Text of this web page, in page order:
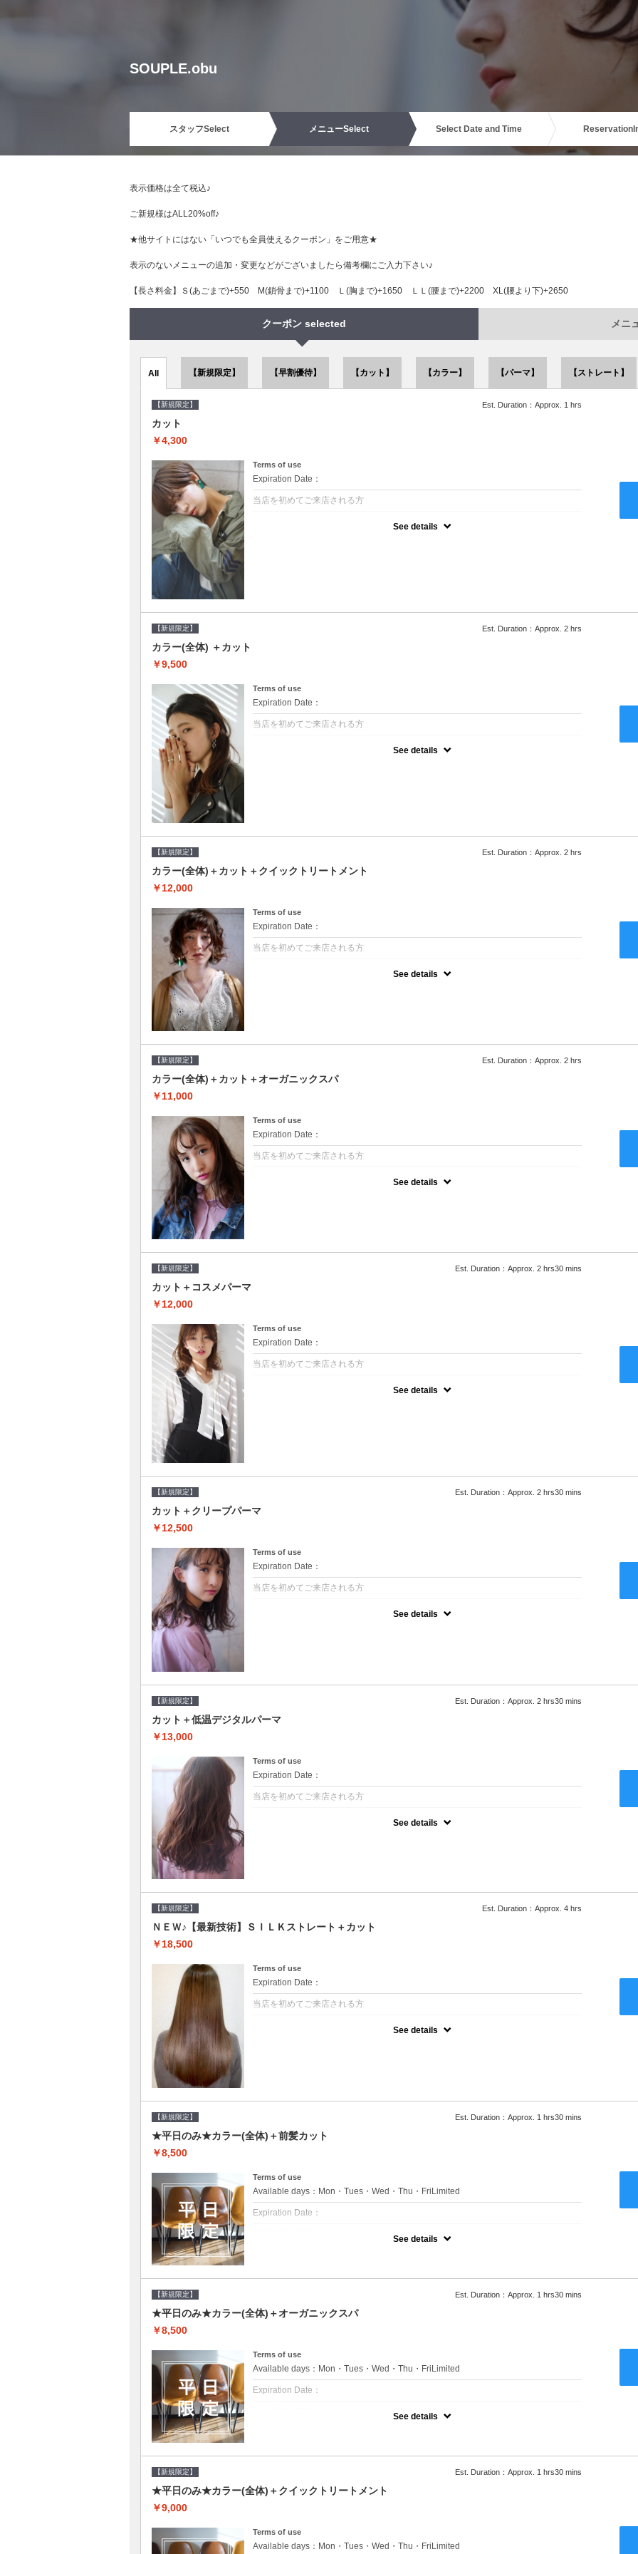
SOUPLE.obu
スタッフSelect メニューSelect Select Date and Time Reservation
表示価格は全て税込♪
ご新規様はALL20%off♪
★他サイトにはない「いつでも全員使えるクーポン」をご用意★
表示のないメニューの追加・変更などがございましたら備考欄にご入力下さい♪
【長さ料金】Ｓ(あごまで)+550 М(鎖骨まで)+1100 Ｌ(胸まで)+1650 ＬＬ(腰まで)+2200 XL(腰より下)+2650
クーポン selected メニ
All 【新規限定】 【早割優待】 【カット】 【カラー】 【パーマ】 【ストレート】
【新規限定】 Est. Duration：Approx. 1 hrs
カット
￥4,300
Terms of use
Expiration Date：
当店を初めてご来店される方
See details
【新規限定】 Est. Duration：Approx. 2 hrs
カラー(全体) ＋カット
￥9,500
Terms of use
Expiration Date：
当店を初めてご来店される方
See details
【新規限定】 Est. Duration：Approx. 2 hrs
カラー(全体)＋カット＋クイックトリートメント
￥12,000
Terms of use
Expiration Date：
当店を初めてご来店される方
See details
【新規限定】 Est. Duration：Approx. 2 hrs
カラー(全体)＋カット＋オーガニックスパ
￥11,000
Terms of use
Expiration Date：
当店を初めてご来店される方
See details
【新規限定】 Est. Duration：Approx. 2 hrs30 mins
カット＋コスメパーマ
￥12,000
Terms of use
Expiration Date：
当店を初めてご来店される方
See details
【新規限定】 Est. Duration：Approx. 2 hrs30 mins
カット＋クリープパーマ
￥12,500
Terms of use
Expiration Date：
当店を初めてご来店される方
See details
【新規限定】 Est. Duration：Approx. 2 hrs30 mins
カット＋低温デジタルパーマ
￥13,000
Terms of use
Expiration Date：
当店を初めてご来店される方
See details
【新規限定】 Est. Duration：Approx. 4 hrs
ＮＥＷ♪【最新技術】ＳＩＬＫストレート＋カット
￥18,500
Terms of use
Expiration Date：
当店を初めてご来店される方
See details
【新規限定】 Est. Duration：Approx. 1 hrs30 mins
★平日のみ★カラー(全体)＋前髪カット
￥8,500
Terms of use
Available days：Mon・Tues・Wed・Thu・FriLimited
Expiration Date：
新規限定の平日のみのクーポンです★
をご提案させて頂きます●選べるシャンプー付き●次回以降は早期割引で10～20%off
See details
【新規限定】 Est. Duration：Approx. 1 hrs30 mins
★平日のみ★カラー(全体)＋オーガニックスパ
￥8,500
Terms of use
Available days：Mon・Tues・Wed・Thu・FriLimited
Expiration Date：
新規限定の平日のみのクーポンです★
をご提案させて頂きます●選べるシャンプー付き●次回以降は早期割引で10～20%off
See details
【新規限定】 Est. Duration：Approx. 1 hrs30 mins
★平日のみ★カラー(全体)＋クイックトリートメント
￥9,000
Terms of use
Available days：Mon・Tues・Wed・Thu・FriLimited